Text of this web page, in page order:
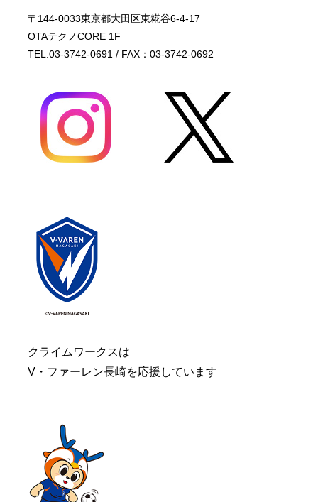
〒144-0033東京都大田区東糀谷6-4-17
OTAテクノCORE 1F
TEL:03-3742-0691 / FAX：03-3742-0692
クライムワークスは
V・ファーレン長崎を応援しています